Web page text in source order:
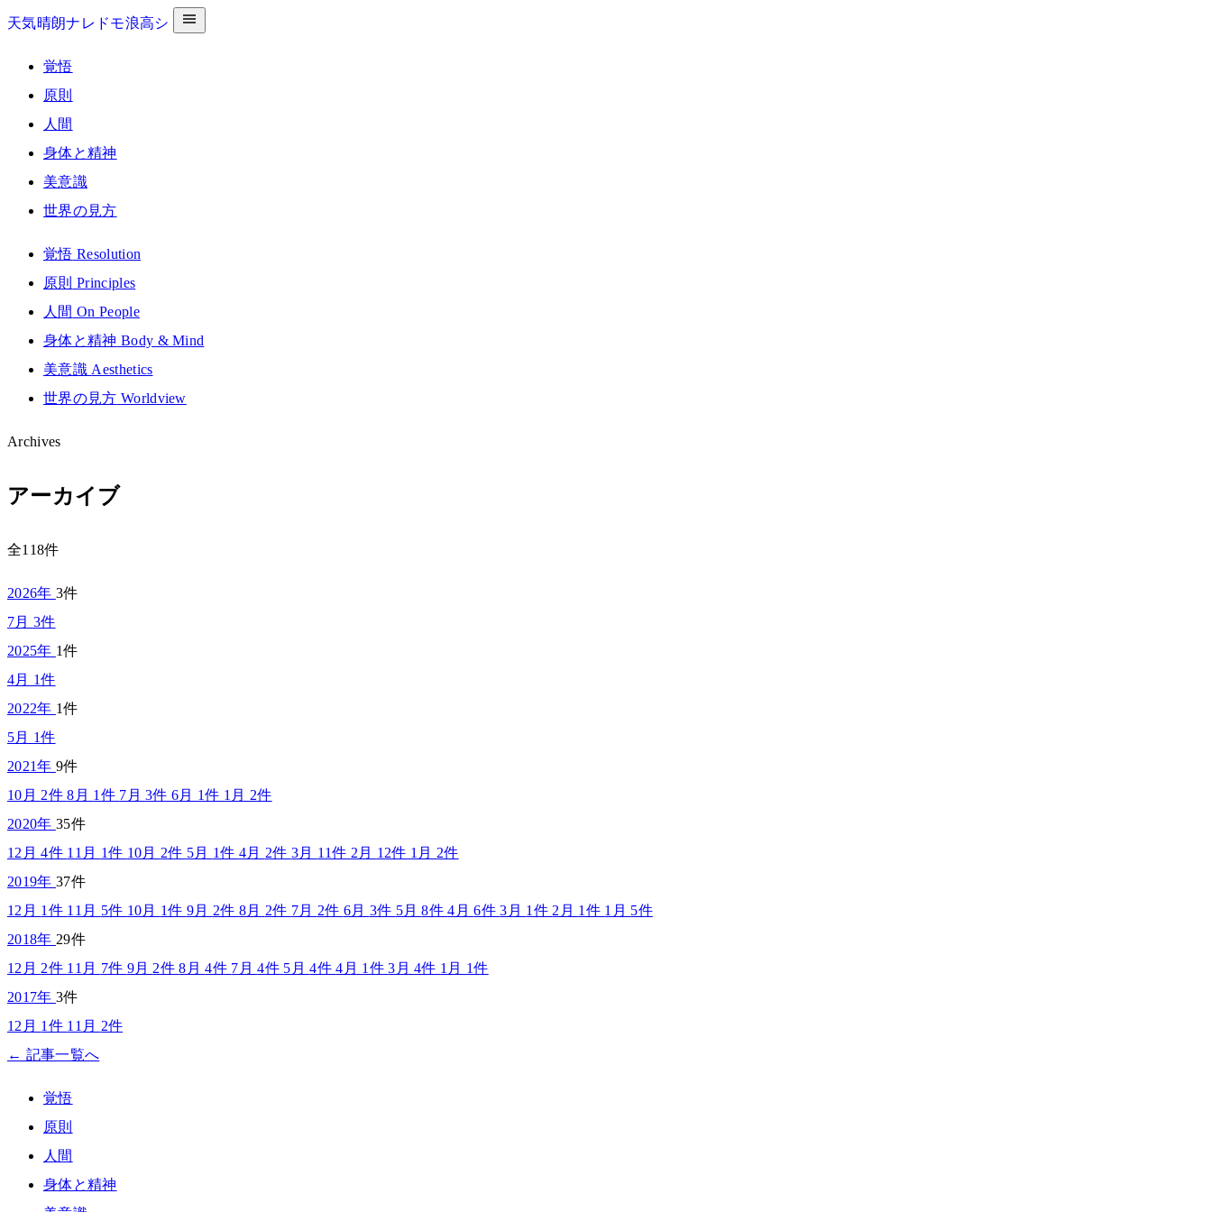
天気晴朗ナレドモ浪高シ
覚悟
原則
人間
身体と精神
美意識
世界の見方
覚悟 Resolution
原則 Principles
人間 On People
身体と精神 Body & Mind
美意識 Aesthetics
世界の見方 Worldview
Archives
アーカイブ
全118件
2026年 3件
7月 3件
2025年 1件
4月 1件
2022年 1件
5月 1件
2021年 9件
10月 2件8月 1件 7月3件6月 1件 1月 2件
2020年 35件
12月4件 11月 1件 10月 2件 5月 1件 4月 2件 3月 11件 2月 12件 1月 2件
2019年 37件
12月 1件 11月 5件 10月 1件 9月 2件 8月 2件 7月 2件 6月 3件 5月8件4月6件3月 1件 2月 1件 1月 5件
2018年 29件
12月 2件 11月 7件 9月 2件8月4件 7月4件 5月4件4月 1件3月4件 1月 1件
2017年 3件
12月 1件 11月 2件
← 記事一覧へ
覚悟
原則
人間
身体と精神